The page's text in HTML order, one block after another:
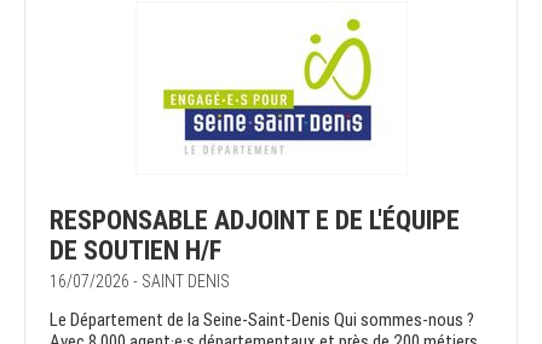
RESPONSABLE ADJOINT E DE L'ÉQUIPE
DE SOUTIEN H/F
16/07/2026 - SAINT DENIS
Le Département de la Seine-Saint-Denis Qui sommes-nous ?